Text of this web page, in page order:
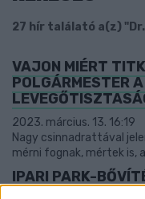
27 hír találató a(z)
VAJON MIÉRT
POLGÁRMESTER
2023. március. 13. 16:19
Nagy csinnadrattával
mérni fognak, mértek is,
IPARI PARK-